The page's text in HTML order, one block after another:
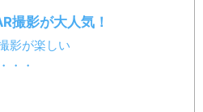
撮影が大人気！
影が楽しい
・・